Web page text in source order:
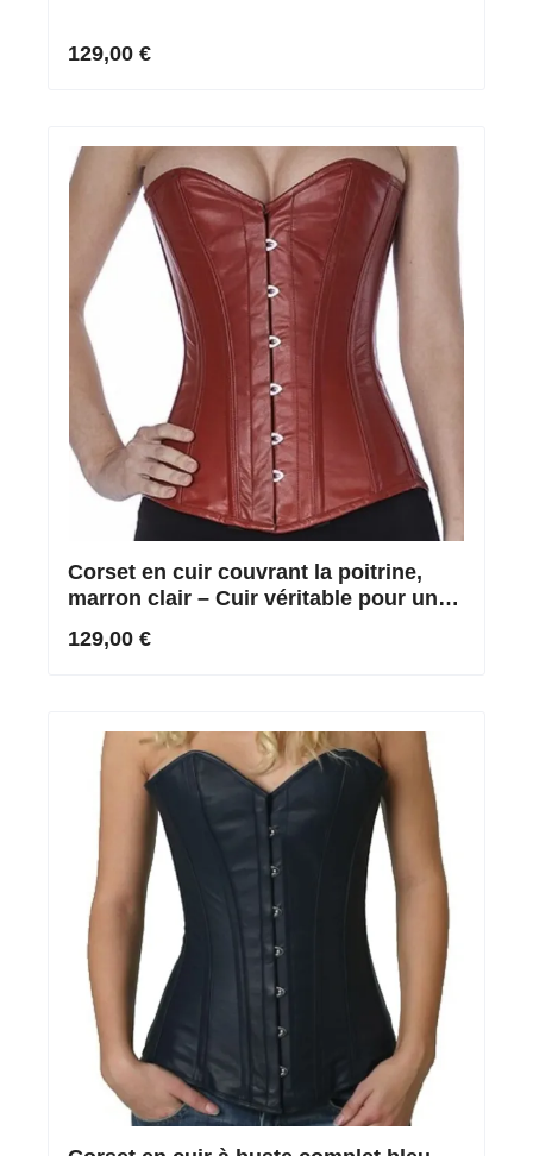
129,00 €
Corset en cuir couvrant la poitrine,
marron clair – Cuir véritable pour une
129,00 €